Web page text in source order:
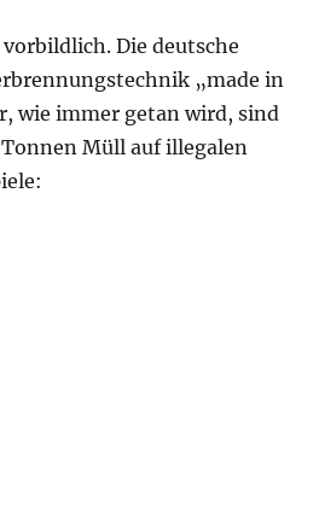
Die deutsche
„made in
wie immer getan wird, sind
Müll auf illegalen